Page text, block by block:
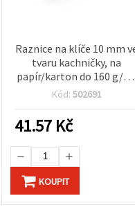
Raznice na klíče 10 mm
tvaru kachničky, na
papír/karton do 160 g/m²
– pro scrapbooking a
Kód: 502691
41.57 Kč
KOUPIT